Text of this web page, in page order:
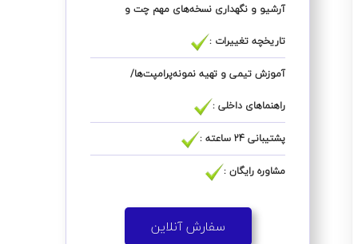
آرشیو و نگهداری نسخه‌های مهم چت و
تاریخچه تغییرات :
آموزش تیمی و تهیه نمونه‌پرامپت‌ها/
راهنماهای داخلی :
پشتیبانی 24 ساعته :
مشاوره رایگان :
سفارش آنلاین